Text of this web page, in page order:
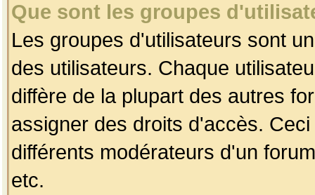
Que sont les groupes
Les groupes d'utilisateurs sont
des utilisateurs. Chaque
diffère de la plupart des autres
assigner des droits d'accès.
différents modérateurs d'un
etc.